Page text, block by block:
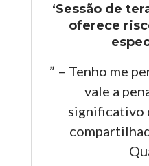
‘Sessão de
oferece
” – Tenho me
vale a
significativo